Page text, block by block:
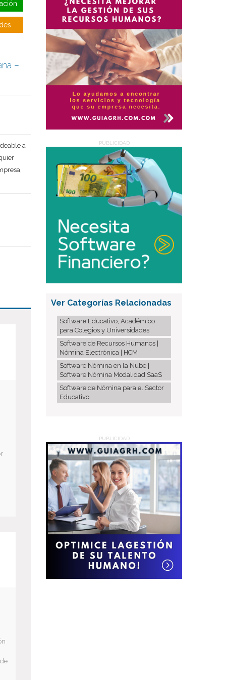
Deseo recibir información de otros Productos / Servicios
similares al solicitado SI NO
Al enviar este formulario aceptas nuestrapolítica de
tratamiento datos personales.
Enviar
–
a
PUBLICIDAD
Ver Categorías Relacionadas
Software Educativo, Académico
para Colegios y Universidades
Software de Recursos Humanos |
Nómina Electrónica | HCM
Software Nómina en la Nube |
Software Nómina Modalidad SaaS
Software de Nómina para el Sector
Educativo
PUBLICIDAD